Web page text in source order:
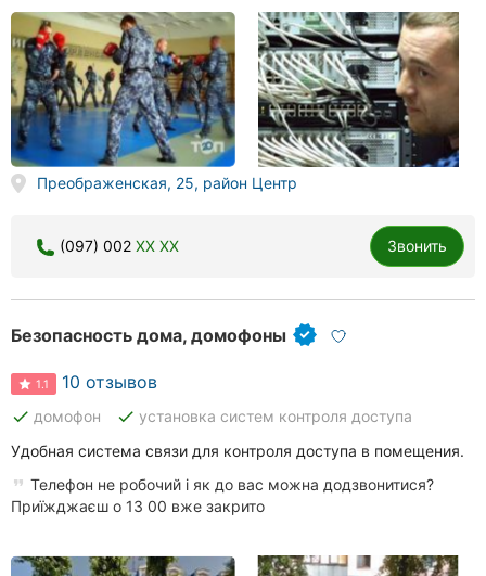
Преображенская, 25, район Центр
(097) 002 XX XX Звонить
Безопасность дома, домофоны
1.1 10 отзывов
done домофон done установка систем контроля доступа
Удобная система связи для контроля доступа в помещения.
Телефон не робочий і як до вас можна додзвонитися?
Приїжджаєш о 13 00 вже закрито